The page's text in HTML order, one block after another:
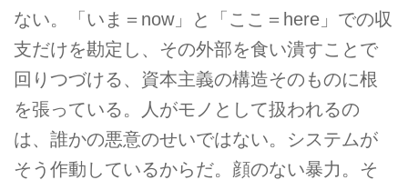
ない。「いま＝now」と「ここ＝here」での収
支だけを勘定し、その外部を食い潰すことで
回りつづける、資本主義の構造そのものに根
を張っている。人がモノとして扱われるの
は、誰かの悪意のせいではない。システムが
そう作動しているからだ。顔のない暴力。そ